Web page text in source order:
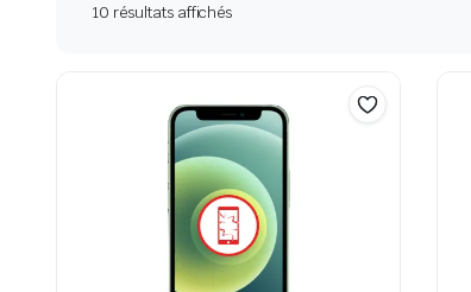
10 résultats affichés